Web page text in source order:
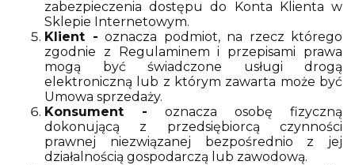
zabezpieczenia dostępu do Konta Klienta w
Sklepie Internetowym.
Klient - oznacza podmiot, na rzecz którego
zgodnie z Regulaminem i przepisami prawa
mogą być świadczone usługi drogą
elektroniczną lub z którym zawarta może być
Umowa sprzedaży.
Konsument - oznacza osobę fizyczną
dokonującą z przedsiębiorcą czynności
prawnej niezwiązanej bezpośrednio z jej
działalnością gospodarczą lub zawodową.